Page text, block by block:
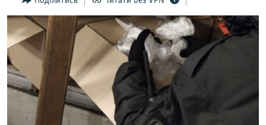
до
пошуку
ІНТЕРВ'Ю
ВСЕ ЗА ДЕНЬ
СПЕЦПРОЕКТИ
ДЕПОРТАЦІЯ
ВІДЕОУРОКИ «ELIFBE»
ЯК ОБІЙТИ БЛОКУВАННЯ
Русский